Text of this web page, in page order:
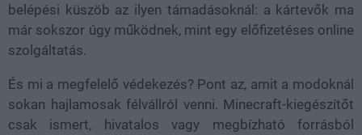
belépési küszöb az ilyen támadásoknál: a kártevők ma
már sokszor úgy működnek, mint egy előfizetéses online
szolgáltatás.
És mi a megfelelő védekezés? Pont az, amit a modoknál
sokan hajlamosak félvállról venni. Minecraft-kiegészítőt
csak ismert, hivatalos vagy megbízható forrásból